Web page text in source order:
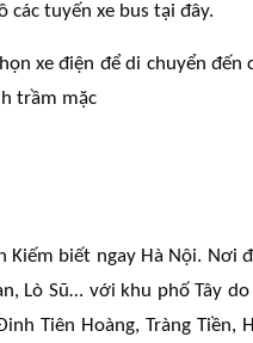
các tuyến xe bus tại đây.
xe điện để di chuyển đến
trầm mặc
Kiếm biết ngay Hà Nội. Nơi
Lò Sũ… với khu phố Tây
Tiên Hoàng, Tràng Tiền,